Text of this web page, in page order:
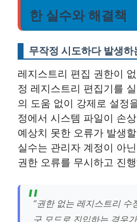
한 실수와 해결책
무작정 시도하다 발생하
레지스트리 편집 권한이
정 레지스트리 편집기를
의 도움 없이 강제로 설정
정에서 시스템 파일이 손
예상치 못한 오류가 발생
실수는 관리자 계정이 아
권한 오류를 무시하고 진
“권한 없는 레지스트리 수
구 모드로 진입하는 경우